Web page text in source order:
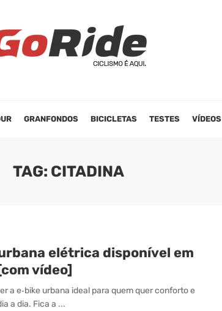
GRANFONDOS BICICLETAS TESTES VÍDEOS
TAG: CITADINA
elétrica disponível em
vídeo]
a e‑bike urbana ideal para quem quer conforto e
a dia. Fica a ...